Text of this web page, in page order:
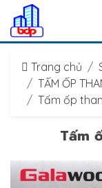
Trang chủ
TẤM ỐP
Tấm ốp
Tấm